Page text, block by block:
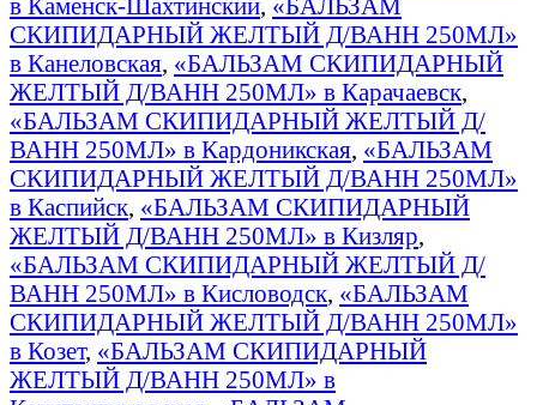
СКИПИДАРНЫЙ ЖЕЛТЫЙ Д/ВАНН 250МЛ»
в Канеловская, «БАЛЬЗАМ СКИПИДАРНЫЙ
ЖЕЛТЫЙ Д/ВАНН 250МЛ» в Карачаевск,
«БАЛЬЗАМ СКИПИДАРНЫЙ ЖЕЛТЫЙ Д/
ВАНН 250МЛ» в Кардоникская, «БАЛЬЗАМ
СКИПИДАРНЫЙ ЖЕЛТЫЙ Д/ВАНН 250МЛ»
в Каспийск, «БАЛЬЗАМ СКИПИДАРНЫЙ
ЖЕЛТЫЙ Д/ВАНН 250МЛ» в Кизляр,
«БАЛЬЗАМ СКИПИДАРНЫЙ ЖЕЛТЫЙ Д/
ВАНН 250МЛ» в Кисловодск, «БАЛЬЗАМ
СКИПИДАРНЫЙ ЖЕЛТЫЙ Д/ВАНН 250МЛ»
в Козет, «БАЛЬЗАМ СКИПИДАРНЫЙ
ЖЕЛТЫЙ Д/ВАНН 250МЛ» в